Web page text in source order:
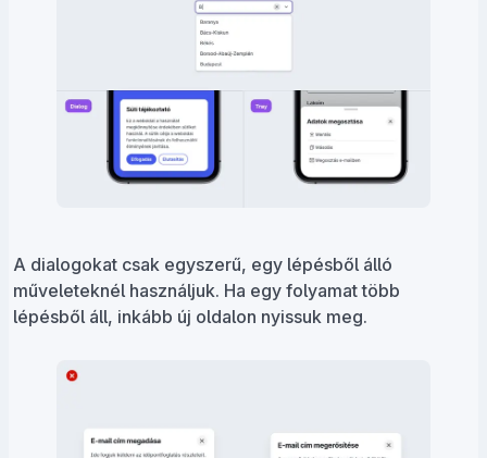
A dialogokat csak egyszerű, egy lépésből álló
műveleteknél használjuk. Ha egy folyamat több
lépésből áll, inkább új oldalon nyissuk meg.